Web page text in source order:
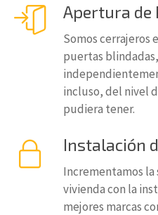
Apertura de
Somos cerrajeros
puertas
incluso, del nivel
pudiera tener.
Instalación
Incrementamos
vivienda con la
mejores marcas